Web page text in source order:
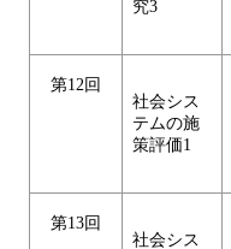
究3
第12回
社会シス
テムの施
策評価1
第13回
社会シス